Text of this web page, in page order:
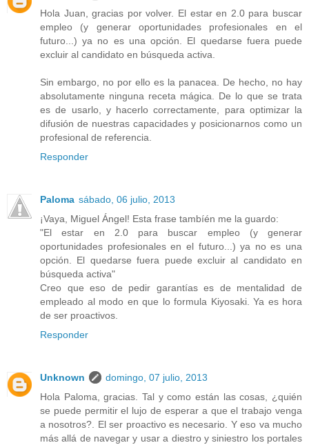
Hola Juan, gracias por volver. El estar en 2.0 para buscar
empleo (y generar oportunidades profesionales en el
futuro...) ya no es una opción. El quedarse fuera puede
excluir al candidato en búsqueda activa.
Sin embargo, no por ello es la panacea. De hecho, no hay
absolutamente ninguna receta mágica. De lo que se trata
es de usarlo, y hacerlo correctamente, para optimizar la
difusión de nuestras capacidades y posicionarnos como un
profesional de referencia.
Responder
Paloma sábado, 06 julio, 2013
¡Vaya, Miguel Ángel! Esta frase tambíén me la guardo:
"El estar en 2.0 para buscar empleo (y generar
oportunidades profesionales en el futuro...) ya no es una
opción. El quedarse fuera puede excluir al candidato en
búsqueda activa"
Creo que eso de pedir garantías es de mentalidad de
empleado al modo en que lo formula Kiyosaki. Ya es hora
de ser proactivos.
Responder
Unknown
domingo, 07 julio, 2013
Hola Paloma, gracias. Tal y como están las cosas, ¿quién
se puede permitir el lujo de esperar a que el trabajo venga
a nosotros?. El ser proactivo es necesario. Y eso va mucho
más allá de navegar y usar a diestro y siniestro los portales